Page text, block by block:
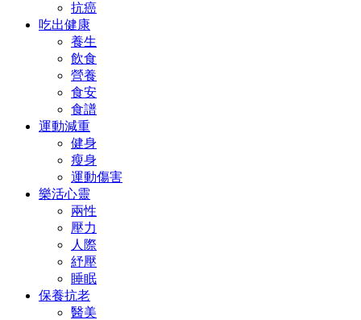
抗癌
吃出健康
養生
飲食
營養
食安
食譜
運動減重
健身
瘦身
運動傷害
樂活心靈
兩性
壓力
人際
紓壓
睡眠
保養抗老
醫美